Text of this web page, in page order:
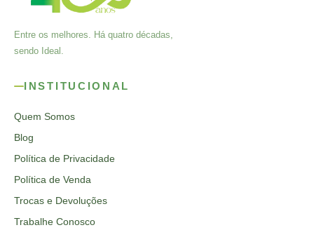
Entre os melhores. Há quatro décadas,
sendo Ideal.
INSTITUCIONAL
Quem Somos
Blog
Política de Privacidade
Política de Venda
Trocas e Devoluções
Trabalhe Conosco